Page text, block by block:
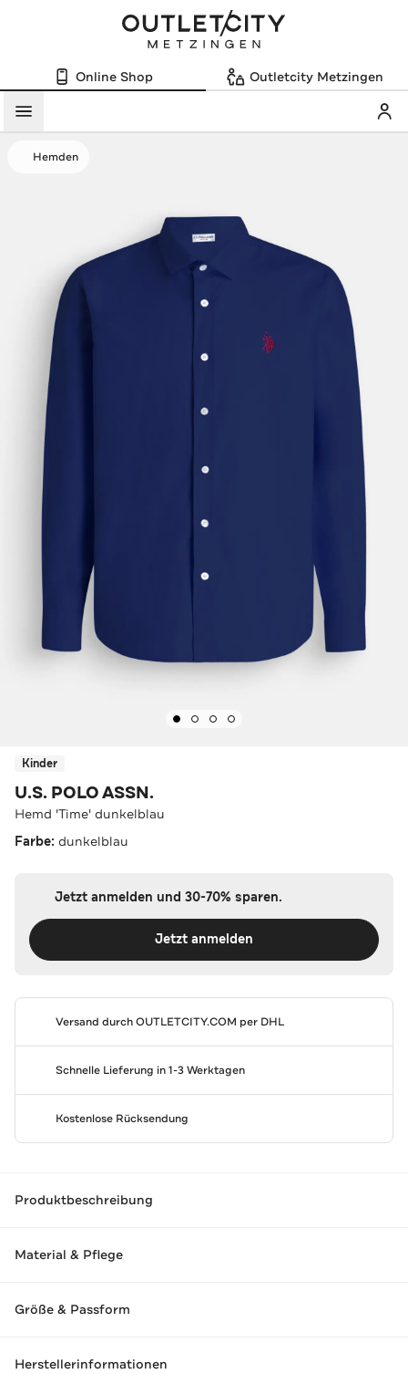
Online Shop Outletcity Metzingen
Menü
Hemden
Kinder
U.S. POLO ASSN.
Hemd 'Time' dunkelblau
Farbe: dunkelblau
Jetzt anmelden und 30-70% sparen.
Jetzt anmelden
Versand durchOUTLETCITY.COM per DHL
Schnelle Lieferung in 1-3 Werktagen
Kostenlose Rücksendung
Produktbeschreibung
Material & Pflege
Größe & Passform
Herstellerinformationen